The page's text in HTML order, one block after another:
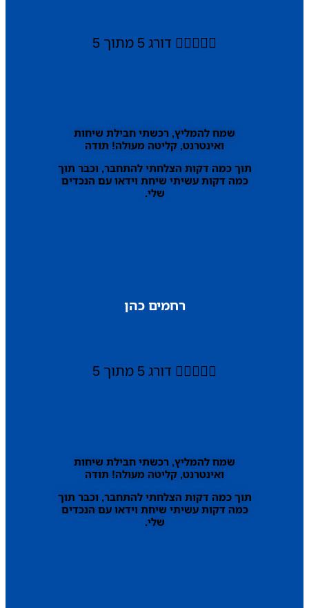
 דורג 5 מתוך 5
שמח להמליץ, רכשתי חבילת שיחות
ואינטרנט, קליטה מעולה! תודה
תוך כמה דקות הצלחתי להתחבר, וכבר תוך
כמה דקות עשיתי שיחת וידאו עם הנכדים
שלי.
רחמים כהן
 דורג 5 מתוך 5
שמח להמליץ, רכשתי חבילת שיחות
ואינטרנט, קליטה מעולה! תודה
תוך כמה דקות הצלחתי להתחבר, וכבר תוך
כמה דקות עשיתי שיחת וידאו עם הנכדים
שלי.